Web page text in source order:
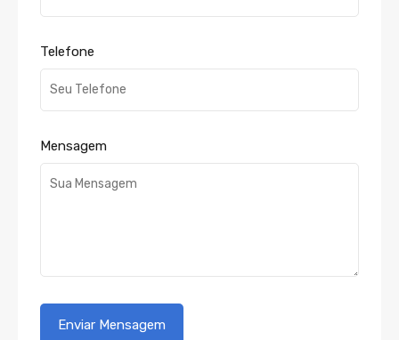
Telefone
Mensagem